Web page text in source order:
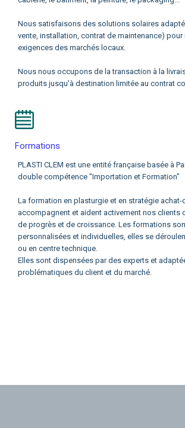
Nous satisfaisons des solutions solaires
vente, installation, contrat de maintenance) pour
exigences des marchés locaux.
Nous nous occupons de la transaction à la
produits jusqu'à destination limitée au contrat
Formations
PLASTI CLEM est une entité française basée à
double compétence "Importation et Formation"
La formation en plasturgie et en stratégie achat-
accompagnent et aident activement nos clients
de progrès et de croissance. Les formations
personnalisées et individuelles, elles se
ou en centre technique.
Elles sont dispensées par des experts et
problématiques du client et du marché.